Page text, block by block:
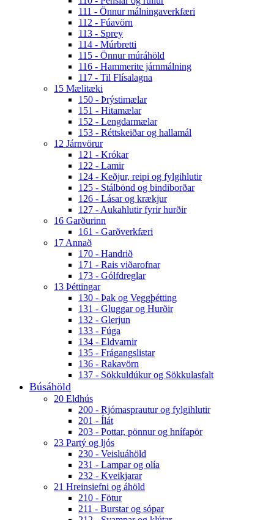
111 - Önnur málningaverkfæri
112 - Fúavörn
113 - Sprey
114 - Múrbretti
115 - Önnur múráhöld
116 - Hammerite járnmálning
117 - Til Flísalagna
15 Mælitæki
150 - Þrýstimælar
151 - Hitamælar
152 - Lengdarmælar
153 - Réttskeiðar og hallamál
12 Járnvörur
121 - Krókar
122 - Lamir
124 - Keðjur, reipi og fylgihlutir
125 - Stálbönd og bindiborðar
126 - Lásar og krækjur
127 - Aukahlutir fyrir hurðir
16 Garðurinn
161 - Garðverkfæri
17 Annað
170 - Handrið
171 - Rais viðarofnar
173 - Gólfdreglar
13 Þéttingar
130 - Þak og Veggþétting
131 - Gluggar og Hurðir
132 - Glerjun
133 - Fúga
134 - Eldvarnir
135 - Frágangslistar
136 - Rakavörn
137 - Sökkuldúkur og Sökkulasfalt
Búsáhöld
20 Eldhús
200 - Rjómasprautur og fylgihlutir
201 - Ílát
203 - Pottar, pönnur og hnífapör
23 Partý og ljós
230 - Veisluáhöld
231 - Lampar og olía
232 - Kveikjarar
21 Hreinsiefni og áhöld
210 - Fötur
211 - Burstar og sópar